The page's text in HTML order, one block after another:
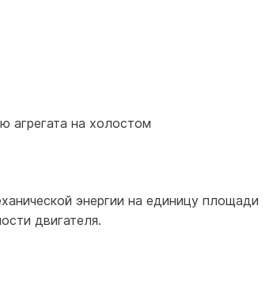
агрегата на холостом
энергии на единицу площади
двигателя.